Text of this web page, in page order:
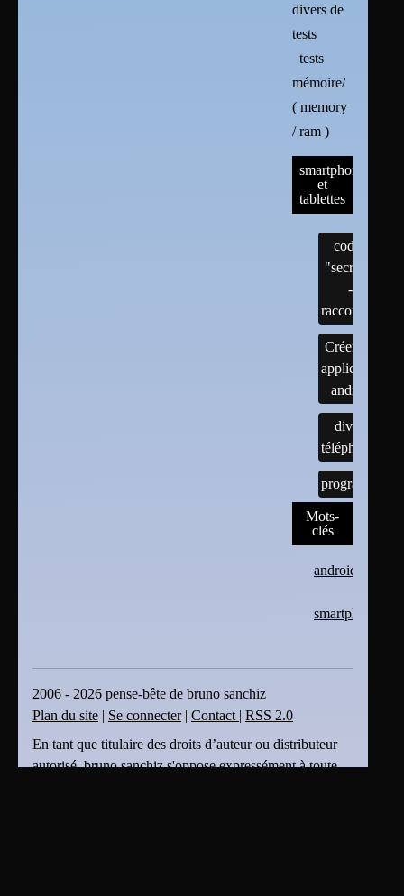
divers de
tests
tests
mémoire/
( memory
/ ram )
smartphones
et
tablettes
codes
"secrets"
-
raccourcis
Créer une
application
android
divers
téléphones
programmes
Mots-
clés
android
smartphone
2006 - 2026 pense-bête de bruno sanchiz
Plan du site | Se connecter| Contact | RSS 2.0
En tant que titulaire des droits d’auteur ou distributeur
autorisé, bruno sanchiz s'oppose expressément à toute